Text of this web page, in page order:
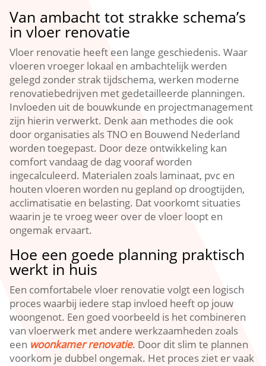
Van ambacht tot strakke schema’s
in vloer renovatie
Vloer renovatie heeft een lange geschiedenis.​ Waar
vloeren vroeger lokaal en ambachtelijk werden
gelegd zonder strak tijdschema, werken moderne
renovatiebedrijven met gedetailleerde planningen.​
Invloeden uit de bouwkunde en projectmanagement
zijn hierin verwerkt.​ Denk aan methodes die ook
door organisaties als TNO en Bouwend Nederland
worden toegepast.​ Door deze ontwikkeling kan
comfort vandaag de dag vooraf worden
ingecalculeerd.​ Materialen zoals laminaat, pvc en
houten vloeren worden nu gepland op droogtijden,
acclimatisatie en belasting.​ Dat voorkomt situaties
waarin je te vroeg weer over de vloer loopt en
ongemak ervaart.​
Hoe een goede planning praktisch
werkt in huis
Een comfortabele vloer renovatie volgt een logisch
proces waarbij iedere stap invloed heeft op jouw
woongenot.​ Een goed voorbeeld is het combineren
van vloerwerk met andere werkzaamheden zoals
een woonkamer renovatie.​ Door dit slim te plannen
voorkom je dubbel ongemak.​ Het proces ziet er vaak